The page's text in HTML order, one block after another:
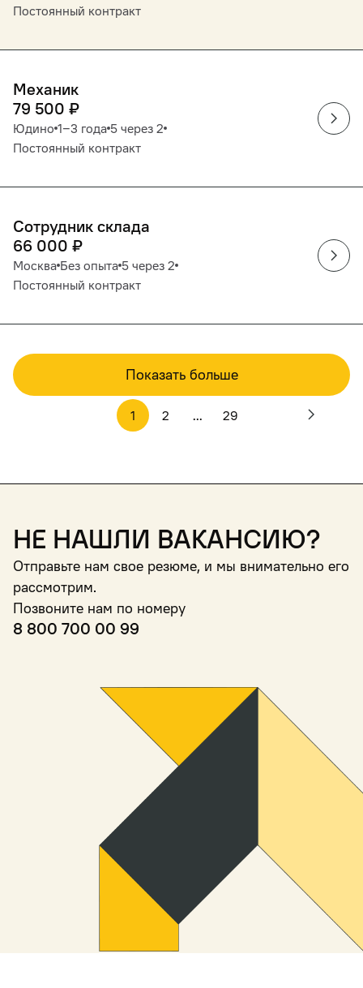
Постоянный контракт
Механик
79 500 ₽
Юдино 1‒3 года 5 через 2
Постоянный контракт
Сотрудник склада
66 000 ₽
Москва Без опыта 5 через 2
Постоянный контракт
Показать больше
1 2 ... 29
Не нашли вакансию?
Отправьте нам свое резюме, и мы внимательно его
рассмотрим.
Позвоните нам по номеру
8 800 700 00 99